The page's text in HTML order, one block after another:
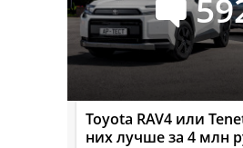
Toyota RAV4 или
них лучше за 4 млн